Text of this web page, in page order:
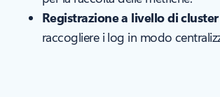
Registrazione a livello di cluster
raccogliere i log in modo